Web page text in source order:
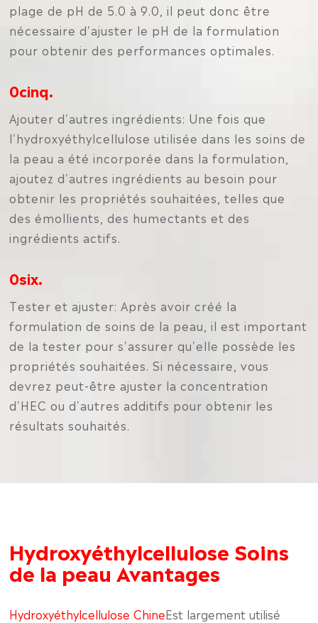
plage de pH de 5.0 à 9.0, il peut donc être
nécessaire d'ajuster le pH de la formulation
pour obtenir des performances optimales.
0cinq.
Ajouter d'autres ingrédients: Une fois que
l'hydroxyéthylcellulose utilisée dans les soins de
la peau a été incorporée dans la formulation,
ajoutez d'autres ingrédients au besoin pour
obtenir les propriétés souhaitées, telles que
des émollients, des humectants et des
ingrédients actifs.
0six.
Tester et ajuster: Après avoir créé la
formulation de soins de la peau, il est important
de la tester pour s'assurer qu'elle possède les
propriétés souhaitées. Si nécessaire, vous
devrez peut-être ajuster la concentration
d'HEC ou d'autres additifs pour obtenir les
résultats souhaités.
Hydroxyéthylcellulose Soins
de la peau Avantages
Hydroxyéthylcellulose ChineEst largement utilisé